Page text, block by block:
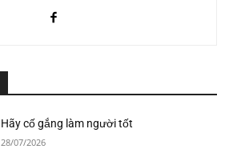
Hãy cố gắng làm người tốt
28/07/2026